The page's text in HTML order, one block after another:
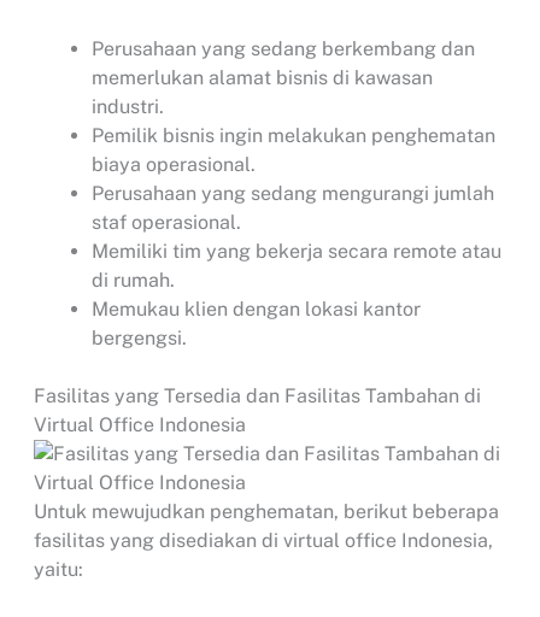
Perusahaan yang sedang berkembang dan
memerlukan alamat bisnis di kawasan
industri.
Pemilik bisnis ingin melakukan penghematan
biaya operasional.
Perusahaan yang sedang mengurangi jumlah
staf operasional.
Memiliki tim yang bekerja secara remote atau
di rumah.
Memukau klien dengan lokasi kantor
bergengsi.
Fasilitas yang Tersedia dan Fasilitas Tambahan di
Virtual Office Indonesia
Untuk mewujudkan penghematan, berikut beberapa
fasilitas yang disediakan di virtual office Indonesia,
yaitu: